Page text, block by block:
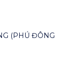
(PHÚ ĐÔNG